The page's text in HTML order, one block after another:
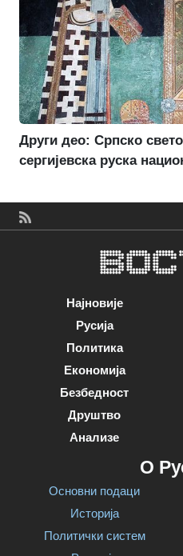
Други део: Српско
сергијевска руска
Најновије
Русија
Политика
Економија
Безбедност
Друштво
Анализе
О
Основни подаци
Историја
Политички систем